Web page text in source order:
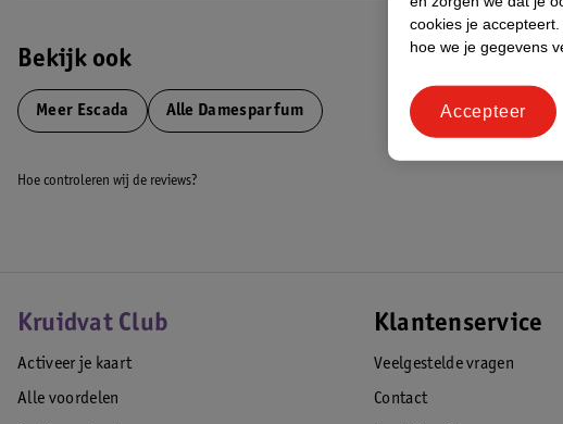
Bekijk ook
Meer Escada Alle Damesparfum
Hoe controleren wij de reviews?
Kruidvat Club
Activeer je kaart
Alle voordelen
Klantenservice
Veelgestelde vragen
Contact
cookies je accepteert.
hoe we je gegevens
Accepteer